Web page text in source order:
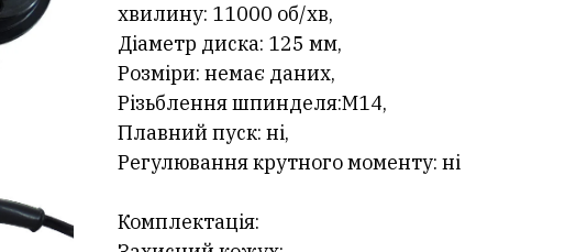
хвилину: 11000 об/хв,
Діаметр диска: 125 мм,
Розміри: немає даних,
Різьблення шпинделя:M14,
Плавний пуск: ні,
Регулювання крутного моменту: ні
Комплектація: